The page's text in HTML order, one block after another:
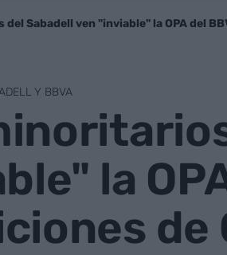
Sabadell ven "inviable" la OPA del
Y BBVA
la
de